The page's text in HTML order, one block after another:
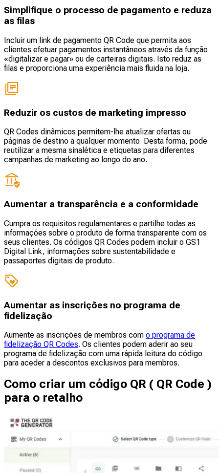
Simplifique o processo de pagamento e reduza
as filas
Incluir um link de pagamento QR Code que permita aos
clientes efetuar pagamentos instantâneos através da função
«digitalizar e pagar» ou de carteiras digitais. Isto reduz as
filas e proporciona uma experiência mais fluida na loja.
Reduzir os custos de marketing impresso
QR Codes dinâmicos permitem-lhe atualizar ofertas ou
páginas de destino a qualquer momento. Desta forma, pode
reutilizar a mesma sinalética e etiquetas para diferentes
campanhas de marketing ao longo do ano.
Aumentar a transparência e a conformidade
Cumpra os requisitos regulamentares e partilhe todas as
informações sobre o produto de forma transparente com os
seus clientes. Os códigos QR Codes podem incluir o GS1
Digital Link, informações sobre sustentabilidade e
passaportes digitais de produto.
Aumentar as inscrições no programa de
fidelização
Aumente as inscrições de membros com o programa de
fidelização QR Codes. Os clientes podem aderir ao seu
programa de fidelização com uma rápida leitura do código
para aceder a descontos exclusivos para membros.
Como criar um código QR ( QR Code )
para o retalho